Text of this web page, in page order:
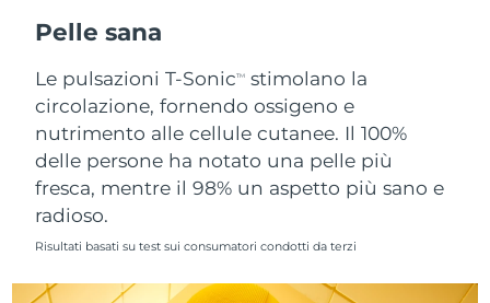
Pelle sana
Le pulsazioni T-SonicTM
stimolano la
circolazione, fornendo ossigeno e
nutrimento alle cellule cutanee. Il 100%
delle persone ha notato una pelle più
fresca, mentre il 98% un aspetto più sano e
radioso.
Risultati basati su test sui consumatori condotti da terzi
Slovacchia
Slovenia Consegna stimata
Sudafrica
Corea del Sud Consegna stimata 10.08.2026
Spagna Consegna stimata